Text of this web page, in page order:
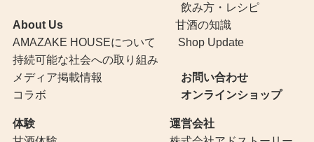
飲み方・レシピ
About Us
甘酒の知識
AMAZAKE HOUSEについて
Shop Update
持続可能な社会への取り組み
メディア掲載情報
お問い合わせ
コラボ
オンラインショップ
体験
運営会社